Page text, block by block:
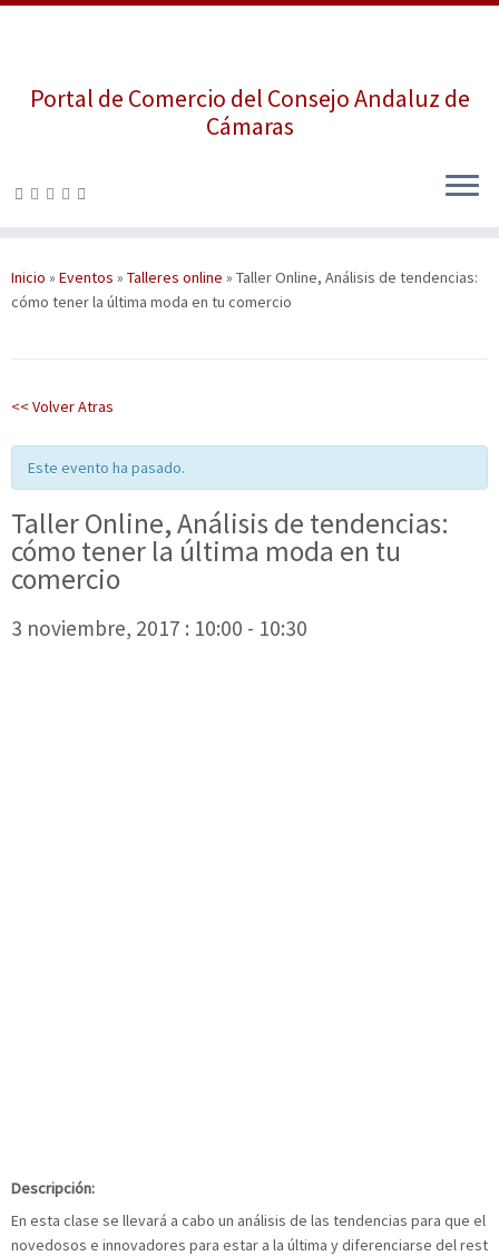
Portal de Comercio del Consejo Andaluz de
Cámaras
Inicio » Eventos » Talleres online » Taller Online, Análisis de tendencias:
cómo tener la última moda en tu comercio
<< Volver Atras
Este evento ha pasado.
Taller Online, Análisis de tendencias:
cómo tener la última moda en tu
comercio
3 noviembre, 2017 : 10:00 - 10:30
Descripción:
En esta clase se llevará a cabo un análisis de las tendencias para que
novedosos e innovadores para estar a la última y diferenciarse del resto.